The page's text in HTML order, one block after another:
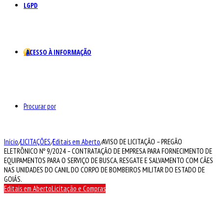
LGPD
ACESSO À INFORMAÇÃO
Procurar por
Início/LICITAÇÕES/Editais em Aberto/AVISO DE LICITAÇÃO – PREGÃO
ELETRÔNICO Nº 9/2024 – CONTRATAÇÃO DE EMPRESA PARA FORNECIMENTO DE
EQUIPAMENTOS PARA O SERVIÇO DE BUSCA, RESGATE E SALVAMENTO COM CÃES
NAS UNIDADES DO CANIL DO CORPO DE BOMBEIROS MILITAR DO ESTADO DE
GOIÁS.
Editais em AbertoLicitação e Compras